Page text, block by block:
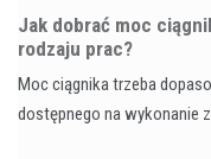
Jak dobrać moc
rodzaju prac?
Moc ciągnika trzeba
dostępnego na wykonanie